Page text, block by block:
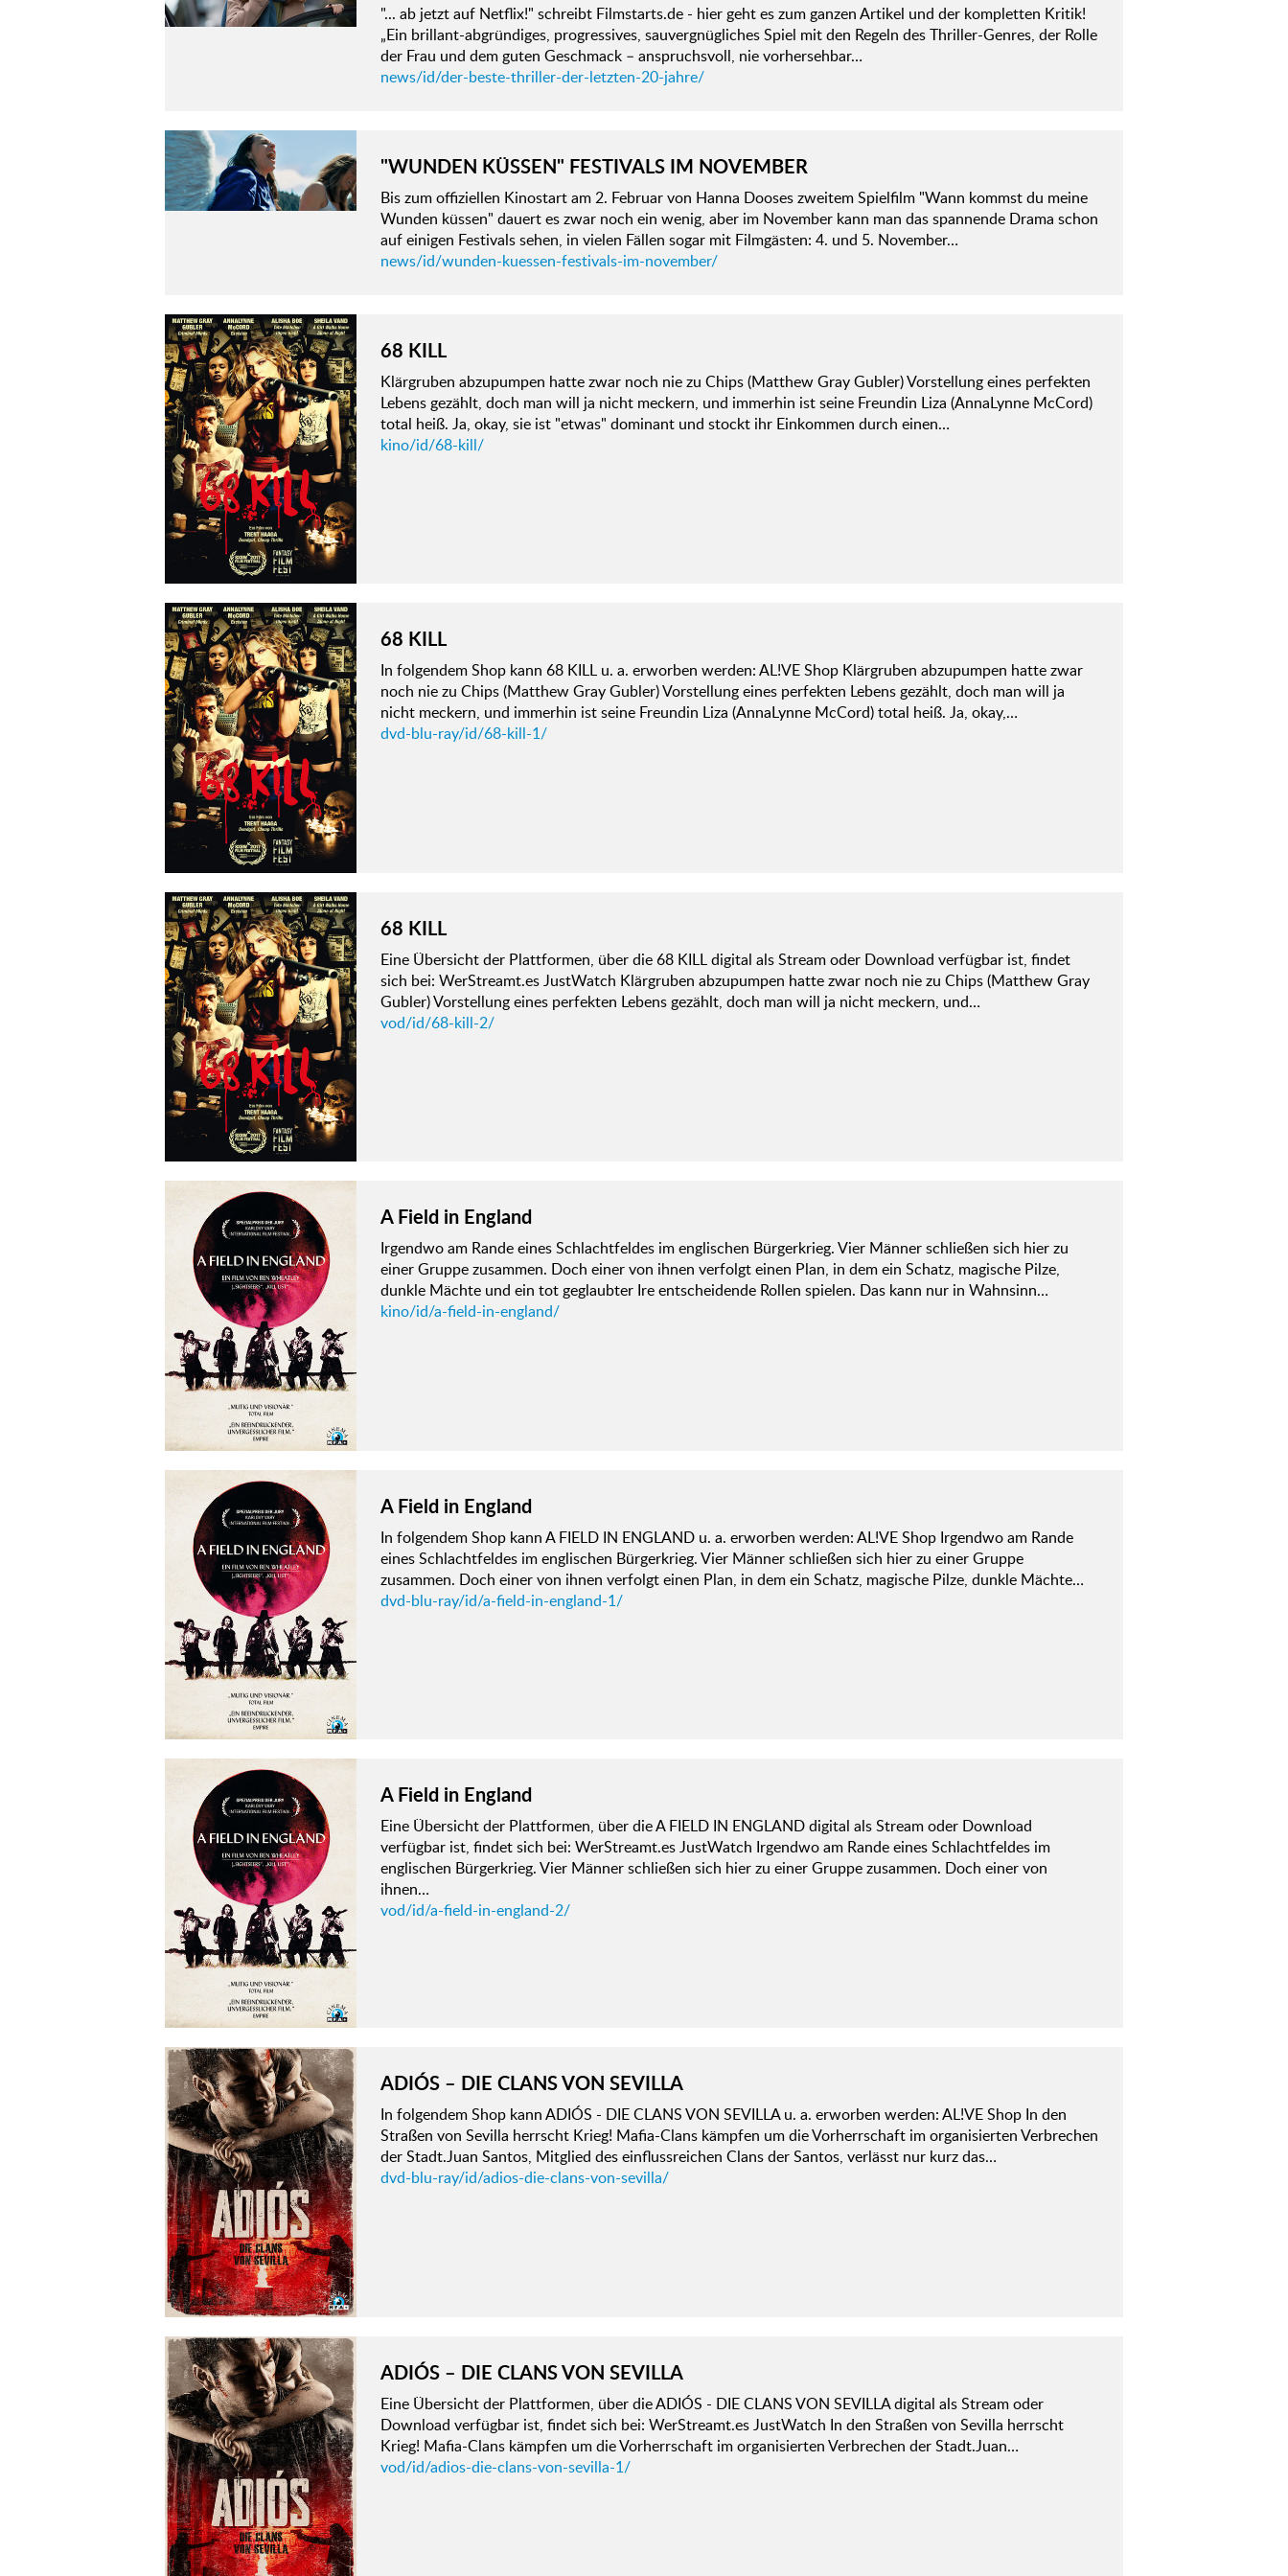
"... ab jetzt auf Netflix!" schreibt Filmstarts.de - hier geht es zum ganzen Artikel und der kompletten Kritik!
„Ein brillant-abgründiges, progressives, sauvergnügliches Spiel mit den Regeln des Thriller-Genres, der Rolle
der Frau und dem guten Geschmack – anspruchsvoll, nie vorhersehbar…
news/id/der-beste-thriller-der-letzten-20-jahre/
"WUNDEN KÜSSEN" FESTIVALS IM NOVEMBER
Bis zum offiziellen Kinostart am 2. Februar von Hanna Dooses zweitem Spielfilm "Wann kommst du meine
Wunden küssen" dauert es zwar noch ein wenig, aber im November kann man das spannende Drama schon
auf einigen Festivals sehen, in vielen Fällen sogar mit Filmgästen: 4. und 5. November…
news/id/wunden-kuessen-festivals-im-november/
68 KILL
Klärgruben abzupumpen hatte zwar noch nie zu Chips (Matthew Gray Gubler) Vorstellung eines perfekten
Lebens gezählt, doch man will ja nicht meckern, und immerhin ist seine Freundin Liza (AnnaLynne McCord)
total heiß. Ja, okay, sie ist "etwas" dominant und stockt ihr Einkommen durch einen…
kino/id/68-kill/
68 KILL
In folgendem Shop kann 68 KILL u. a. erworben werden: AL!VE Shop Klärgruben abzupumpen hatte zwar
noch nie zu Chips (Matthew Gray Gubler) Vorstellung eines perfekten Lebens gezählt, doch man will ja
nicht meckern, und immerhin ist seine Freundin Liza (AnnaLynne McCord) total heiß. Ja, okay,…
dvd-blu-ray/id/68-kill-1/
68 KILL
Eine Übersicht der Plattformen, über die 68 KILL digital als Stream oder Download verfügbar ist, findet
sich bei: WerStreamt.es JustWatch Klärgruben abzupumpen hatte zwar noch nie zu Chips (Matthew Gray
Gubler) Vorstellung eines perfekten Lebens gezählt, doch man will ja nicht meckern, und…
vod/id/68-kill-2/
A Field in England
Irgendwo am Rande eines Schlachtfeldes im englischen Bürgerkrieg. Vier Männer schließen sich hier zu
einer Gruppe zusammen. Doch einer von ihnen verfolgt einen Plan, in dem ein Schatz, magische Pilze,
dunkle Mächte und ein tot geglaubter Ire entscheidende Rollen spielen. Das kann nur in Wahnsinn…
kino/id/a-field-in-england/
A Field in England
In folgendem Shop kann A FIELD IN ENGLAND u. a. erworben werden: AL!VE Shop Irgendwo am Rande
eines Schlachtfeldes im englischen Bürgerkrieg. Vier Männer schließen sich hier zu einer Gruppe
zusammen. Doch einer von ihnen verfolgt einen Plan, in dem ein Schatz, magische Pilze, dunkle Mächte…
dvd-blu-ray/id/a-field-in-england-1/
A Field in England
Eine Übersicht der Plattformen, über die A FIELD IN ENGLAND digital als Stream oder Download
verfügbar ist, findet sich bei: WerStreamt.es JustWatch Irgendwo am Rande eines Schlachtfeldes im
englischen Bürgerkrieg. Vier Männer schließen sich hier zu einer Gruppe zusammen. Doch einer von
ihnen…
vod/id/a-field-in-england-2/
ADIÓS – DIE CLANS VON SEVILLA
In folgendem Shop kann ADIÓS - DIE CLANS VON SEVILLA u. a. erworben werden: AL!VE Shop In den
Straßen von Sevilla herrscht Krieg! Mafia-Clans kämpfen um die Vorherrschaft im organisierten Verbrechen
der Stadt.Juan Santos, Mitglied des einflussreichen Clans der Santos, verlässt nur kurz das…
dvd-blu-ray/id/adios-die-clans-von-sevilla/
ADIÓS – DIE CLANS VON SEVILLA
Eine Übersicht der Plattformen, über die ADIÓS - DIE CLANS VON SEVILLA digital als Stream oder
Download verfügbar ist, findet sich bei: WerStreamt.es JustWatch In den Straßen von Sevilla herrscht
Krieg! Mafia-Clans kämpfen um die Vorherrschaft im organisierten Verbrechen der Stadt.Juan…
vod/id/adios-die-clans-von-sevilla-1/